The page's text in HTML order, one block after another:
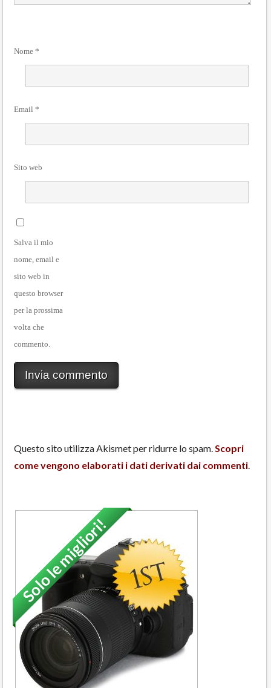
Nome *
Email *
Sito web
Salva il mio
nome, email e
sito web in
questo browser
per la prossima
volta che
commento.
Questo sito utilizza Akismet per ridurre lo spam.Scopri
come vengono elaborati i dati derivati dai commenti.
Solo le migliori!